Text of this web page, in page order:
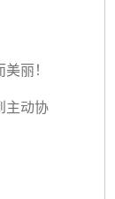
丽！
主动协